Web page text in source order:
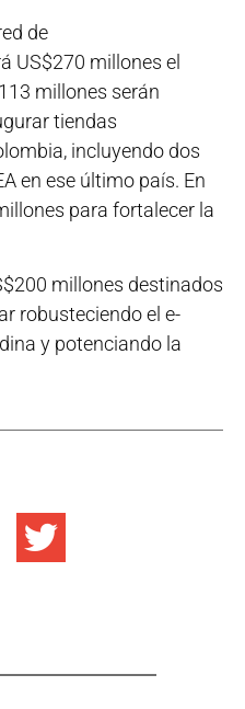
de
US$270 millones el
millones serán
tiendas
incluyendo dos
en ese último país. En
para fortalecer la
millones destinados
robusteciendo el e-
y potenciando la